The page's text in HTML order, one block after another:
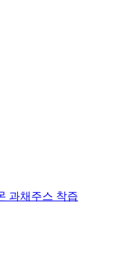
과채주스 착즙